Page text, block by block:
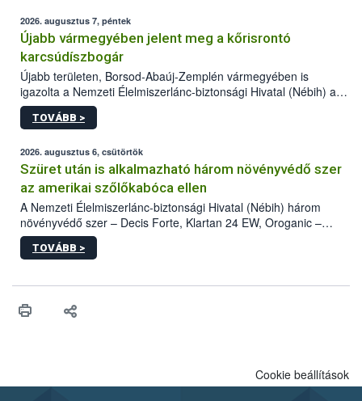
2026. augusztus 7, péntek
Újabb vármegyében jelent meg a kőrisrontó
karcsúdíszbogár
Újabb területen, Borsod-Abaúj-Zemplén vármegyében is
igazolta a Nemzeti Élelmiszerlánc-biztonsági Hivatal (Nébih) a
kőrisrontó karcsúdíszbogár (Agrilus planipennis) jelenlétét. A
kártevőt nem csak színcsapdában találták meg, de már fertőzött
az intenzív felderítést, emellett az intézkedéseket a szlovák
hatósággal is összehangolják a terjedés megállítása érdekében.
TOVÁBB >
2026. augusztus 6, csütörtök
Szüret után is alkalmazható három növényvédő szer
az amerikai szőlőkabóca ellen
A Nemzeti Élelmiszerlánc-biztonsági Hivatal (Nébih) három
növényvédő szer – Decis Forte, Klartan 24 EW, Oroganic –
engedélyokiratát módosította, így azok a szüretet követően,
egészen a vesszőérettség (BBCH 91) stádiumáig
érésű szőlőkben is legyen lehetőség a károsító elleni további
felhasználók számára is elérhető és ökológiai termesztésben is
TOVÁBB >
Cookie beállítások